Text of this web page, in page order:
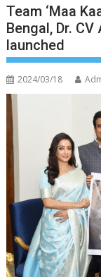
Team ‘Maa
Bengal, Dr.
launched
2024/03/18